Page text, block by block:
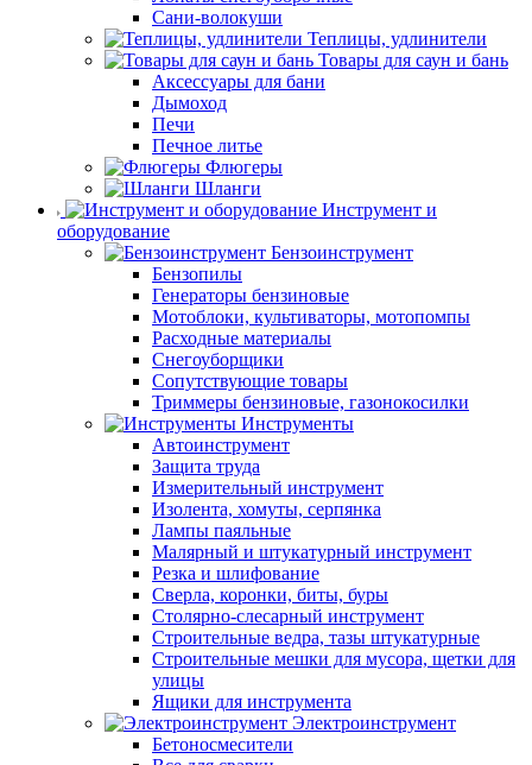
Сани-волокуши
Теплицы, удлинители
Товары для саун и бань
Аксессуары для бани
Дымоход
Печи
Печное литье
Флюгеры
Шланги
Инструмент и
оборудование
Бензоинструмент
Бензопилы
Генераторы бензиновые
Мотоблоки, культиваторы, мотопомпы
Расходные материалы
Снегоуборщики
Сопутствующие товары
Триммеры бензиновые, газонокосилки
Инструменты
Автоинструмент
Защита труда
Измерительный инструмент
Изолента, хомуты, серпянка
Лампы паяльные
Малярный и штукатурный инструмент
Резка и шлифование
Сверла, коронки, биты, буры
Столярно-слесарный инструмент
Строительные ведра, тазы штукатурные
Строительные мешки для мусора, щетки для
улицы
Ящики для инструмента
Электроинструмент
Бетоносмесители